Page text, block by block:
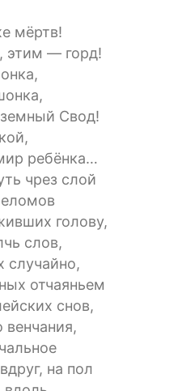
мёртв!
этим — горд!
Свод!
ребёнка…
чрез слой
голову,
слов,
случайно,
отчаяньем
снов,
на пол